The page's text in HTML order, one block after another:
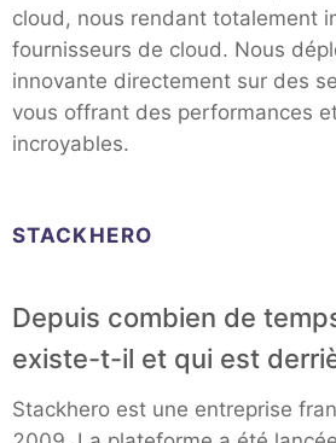
cloud, nous rendant totalement
fournisseurs de cloud. Nous
innovante directement sur des
vous offrant des performances
incroyables.
STACKHERO
Depuis combien de
existe-t-il et qui est
Stackhero est une entreprise